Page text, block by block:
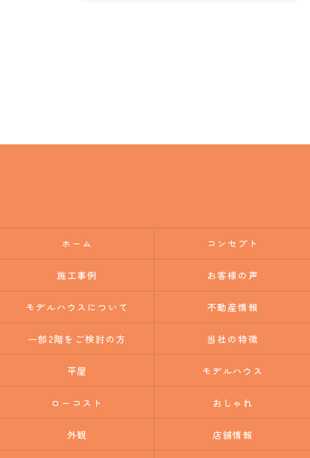
ホーム コンセプト
施工事例 お客様の声
モデルハウスについて 不動産情報
一部2階をご検討の方 当社の特徴
平屋 モデルハウス
ローコスト おしゃれ
外観 店舗情報